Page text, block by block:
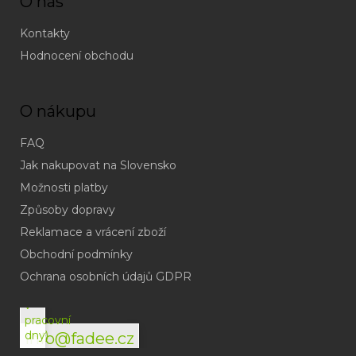
Kontakty
Hodnocení obchodu
O nákupu
FAQ
Jak nakupovat na Slovensko
Možnosti platby
Způsoby dopravy
Reklamace a vrácení zboží
Obchodní podmínky
Ochrana osobních údajů GDPR
info@fadee.cz
(odpověď
do
v
pracovní
dny)
(Po-